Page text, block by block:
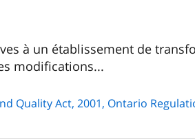
à un établissement de
modifications...
Quality Act, 2001, Ontario